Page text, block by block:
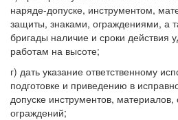
наряде-допуске, инструментом,
защиты, знаками, ограждениями, а
бригады наличие и сроки действия
работам на высоте;
г) дать указание ответственному
подготовке и приведению в
допуске инструментов, материалов,
ограждений;